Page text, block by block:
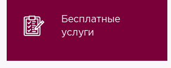
Бесплатные
услуги